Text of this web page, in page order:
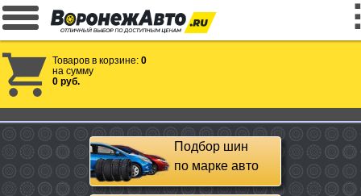
Товаров в корзине: 0
на сумму
0 руб.
Подбор шин
по марке авто